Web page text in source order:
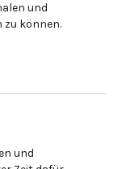
und
können.
und